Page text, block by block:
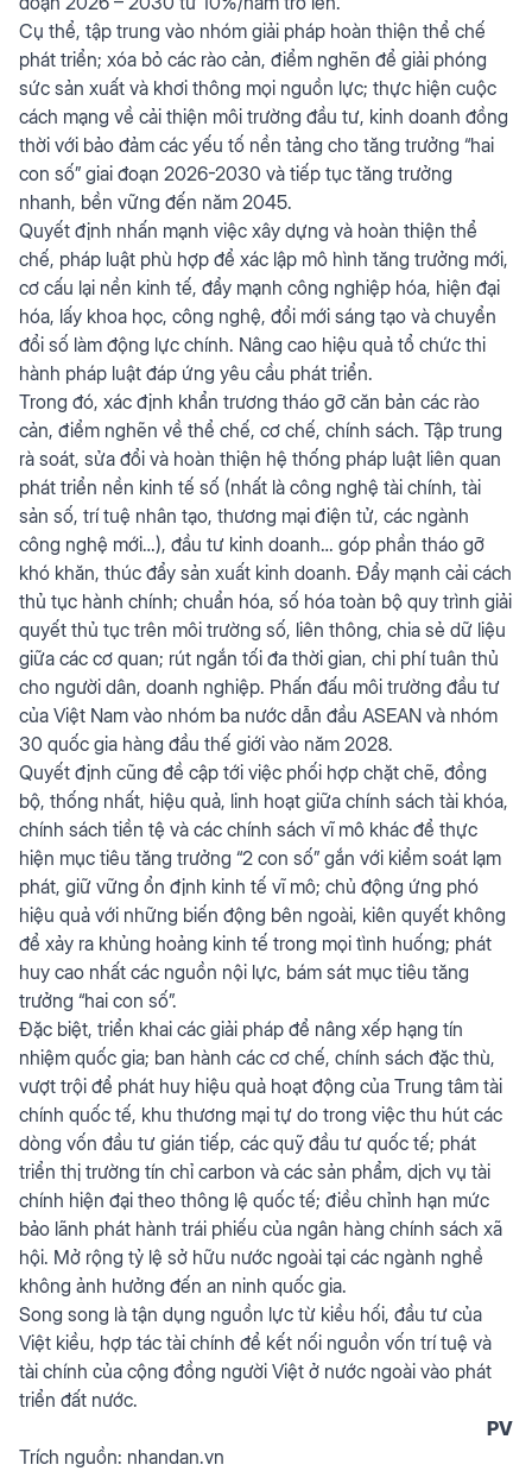
Cụ thể, tập trung vào nhóm giải pháp hoàn thiện thể chế
phát triển; xóa bỏ các rào cản, điểm nghẽn để giải phóng
sức sản xuất và khơi thông mọi nguồn lực; thực hiện cuộc
cách mạng về cải thiện môi trường đầu tư, kinh doanh đồng
thời với bảo đảm các yếu tố nền tảng cho tăng trưởng “hai
con số” giai đoạn 2026-2030 và tiếp tục tăng trưởng
nhanh, bền vững đến năm 2045.
Quyết định nhấn mạnh việc xây dựng và hoàn thiện thể
chế, pháp luật phù hợp để xác lập mô hình tăng trưởng mới,
cơ cấu lại nền kinh tế, đẩy mạnh công nghiệp hóa, hiện đại
hóa, lấy khoa học, công nghệ, đổi mới sáng tạo và chuyển
đổi số làm động lực chính. Nâng cao hiệu quả tổ chức thi
hành pháp luật đáp ứng yêu cầu phát triển.
Trong đó, xác định khẩn trương tháo gỡ căn bản các rào
cản, điểm nghẽn về thể chế, cơ chế, chính sách. Tập trung
rà soát, sửa đổi và hoàn thiện hệ thống pháp luật liên quan
phát triển nền kinh tế số (nhất là công nghệ tài chính, tài
sản số, trí tuệ nhân tạo, thương mại điện tử, các ngành
công nghệ mới…), đầu tư kinh doanh… góp phần tháo gỡ
khó khăn, thúc đẩy sản xuất kinh doanh. Đẩy mạnh cải cách
thủ tục hành chính; chuẩn hóa, số hóa toàn bộ quy trình giải
quyết thủ tục trên môi trường số, liên thông, chia sẻ dữ liệu
giữa các cơ quan; rút ngắn tối đa thời gian, chi phí tuân thủ
cho người dân, doanh nghiệp. Phấn đấu môi trường đầu tư
của Việt Nam vào nhóm ba nước dẫn đầu ASEAN và nhóm
30 quốc gia hàng đầu thế giới vào năm 2028.
Quyết định cũng đề cập tới việc phối hợp chặt chẽ, đồng
bộ, thống nhất, hiệu quả, linh hoạt giữa chính sách tài khóa,
chính sách tiền tệ và các chính sách vĩ mô khác để thực
hiện mục tiêu tăng trưởng “2 con số” gắn với kiểm soát lạm
phát, giữ vững ổn định kinh tế vĩ mô; chủ động ứng phó
hiệu quả với những biến động bên ngoài, kiên quyết không
để xảy ra khủng hoảng kinh tế trong mọi tình huống; phát
huy cao nhất các nguồn nội lực, bám sát mục tiêu tăng
trưởng “hai con số”.
Đặc biệt, triển khai các giải pháp để nâng xếp hạng tín
nhiệm quốc gia; ban hành các cơ chế, chính sách đặc thù,
vượt trội để phát huy hiệu quả hoạt động của Trung tâm tài
chính quốc tế, khu thương mại tự do trong việc thu hút các
dòng vốn đầu tư gián tiếp, các quỹ đầu tư quốc tế; phát
triển thị trường tín chỉ carbon và các sản phẩm, dịch vụ tài
chính hiện đại theo thông lệ quốc tế; điều chỉnh hạn mức
bảo lãnh phát hành trái phiếu của ngân hàng chính sách xã
hội. Mở rộng tỷ lệ sở hữu nước ngoài tại các ngành nghề
không ảnh hưởng đến an ninh quốc gia.
Song song là tận dụng nguồn lực từ kiều hối, đầu tư của
Việt kiều, hợp tác tài chính để kết nối nguồn vốn trí tuệ và
tài chính của cộng đồng người Việt ở nước ngoài vào phát
triển đất nước.
PV
Trích nguồn: nhandan.vn